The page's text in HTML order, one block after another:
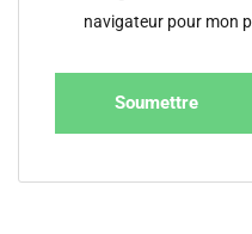
navigateur pour mon